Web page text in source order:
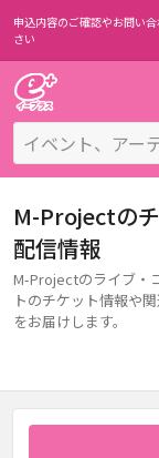
申込内容のご確認やお問い合
さい
M-Projectの
配信情報
M-Projectのライブ・
トのチケット情報や
をお届けします。